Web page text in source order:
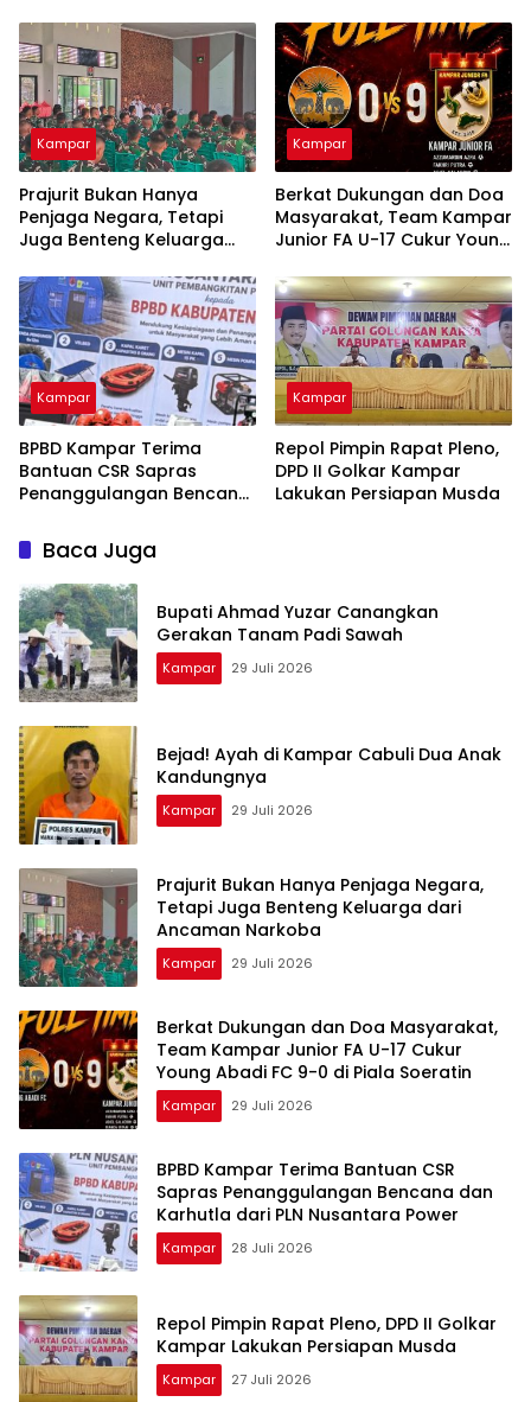
Kampar
Prajurit Bukan Hanya
Penjaga Negara, Tetapi
Juga Benteng Keluarga
Kampar
Berkat Dukungan dan Doa
Masyarakat, Team Kampar
Junior FA U-17 Cukur Young
Soeratin
Kampar
BPBD Kampar Terima
Bantuan CSR Sapras
Penanggulangan Bencana
Nusantara Power
Kampar
Repol Pimpin Rapat Pleno,
DPD II Golkar Kampar
Lakukan Persiapan Musda
Baca Juga
Bupati Ahmad Yuzar Canangkan
Gerakan Tanam Padi Sawah
Kampar 29 Juli 2026
Bejad! Ayah di Kampar Cabuli Dua Anak
Kandungnya
Kampar 29 Juli 2026
Prajurit Bukan Hanya Penjaga Negara,
Tetapi Juga Benteng Keluarga dari
Ancaman Narkoba
Kampar 29 Juli 2026
Berkat Dukungan dan Doa Masyarakat,
Team Kampar Junior FA U-17 Cukur
Young Abadi FC 9-0 di Piala Soeratin
Kampar 29 Juli 2026
BPBD Kampar Terima Bantuan CSR
Sapras Penanggulangan Bencana dan
Karhutla dari PLN Nusantara Power
Kampar 28 Juli 2026
Repol Pimpin Rapat Pleno, DPD II Golkar
Kampar Lakukan Persiapan Musda
Kampar 27 Juli 2026